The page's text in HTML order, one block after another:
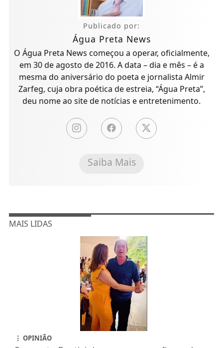
Publicado por:
Água Preta News
O Água Preta News começou a operar, oficialmente,
em 30 de agosto de 2016. A data – dia e mês – é a
mesma do aniversário do poeta e jornalista Almir
Zarfeg, cuja obra poética de estreia, “Água Preta”,
deu nome ao site de notícias e entretenimento.
Saiba Mais
MAIS LIDAS
OPINIÃO